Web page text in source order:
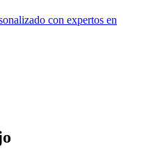
con expertos en